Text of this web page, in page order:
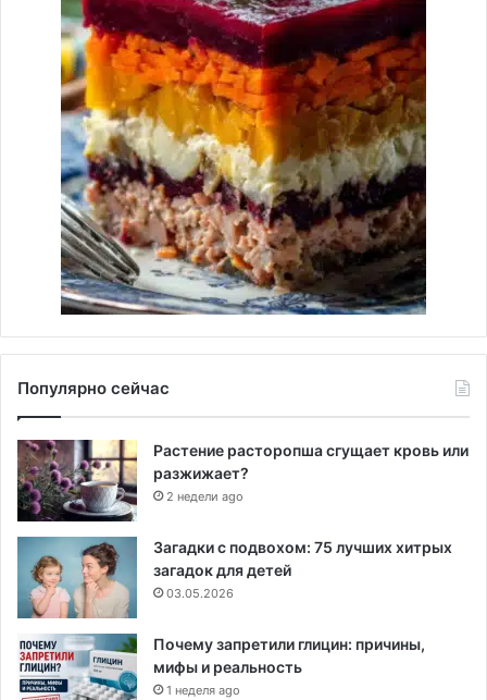
Популярно сейчас
Растение расторопша сгущает кровь или
разжижает?
2 недели ago
Загадки с подвохом: 75 лучших хитрых
загадок для детей
03.05.2026
Почему запретили глицин: причины,
мифы и реальность
1 неделя ago